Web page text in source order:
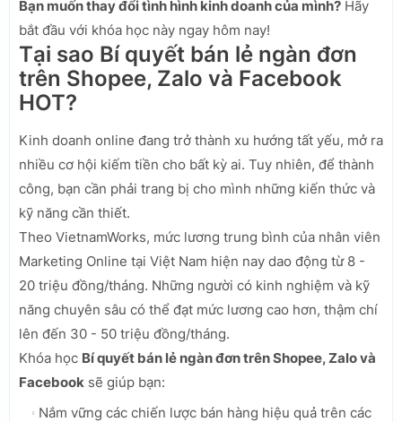
Bạn muốn thay đổi tình hình kinh doanh của mình? Hãy
bắt đầu với khóa học này ngay hôm nay!
Tại sao Bí quyết bán lẻ ngàn đơn
trên Shopee, Zalo và Facebook
HOT?
Kinh doanh online đang trở thành xu hướng tất yếu, mở ra
nhiều cơ hội kiếm tiền cho bất kỳ ai. Tuy nhiên, để thành
công, bạn cần phải trang bị cho mình những kiến thức và
kỹ năng cần thiết.
Theo VietnamWorks, mức lương trung bình của nhân viên
Marketing Online tại Việt Nam hiện nay dao động từ 8 -
20 triệu đồng/tháng. Những người có kinh nghiệm và kỹ
năng chuyên sâu có thể đạt mức lương cao hơn, thậm chí
lên đến 30 - 50 triệu đồng/tháng.
Khóa học Bí quyết bán lẻ ngàn đơn trên Shopee, Zalo và
Facebook sẽ giúp bạn:
Nắm vững các chiến lược bán hàng hiệu quả trên các